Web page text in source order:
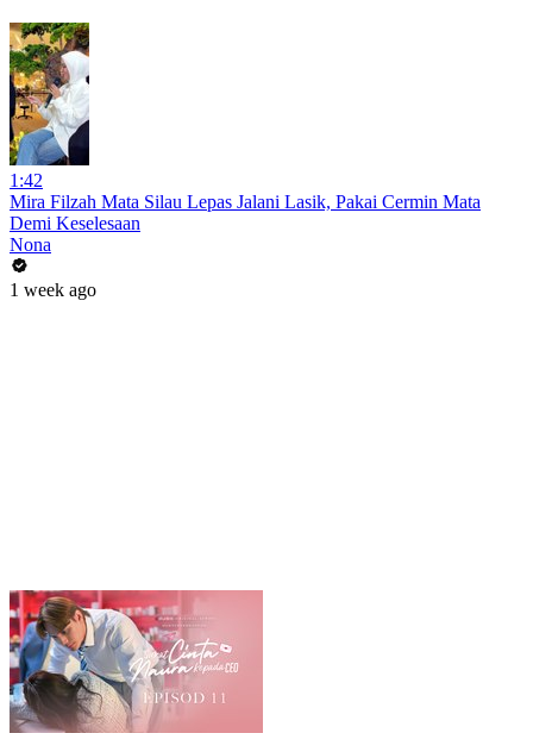
1:42
Mira Filzah Mata Silau Lepas Jalani Lasik, Pakai Cermin Mata
Demi Keselesaan
Nona
1 week ago